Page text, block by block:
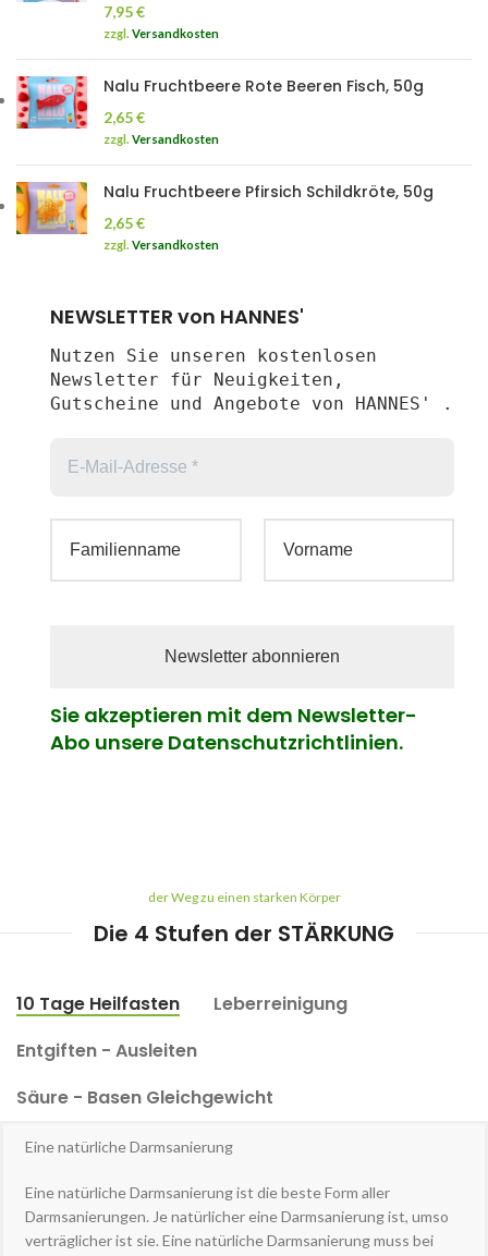
7,95€
zzgl. Versandkosten
Nalu Fruchtbeere Rote Beeren Fisch, 50g
2,65€
zzgl. Versandkosten
Nalu Fruchtbeere Pfirsich Schildkröte, 50g
2,65€
zzgl. Versandkosten
NEWSLETTER von HANNES'
Nutzen Sie unseren kostenlosen
Newsletter für Neuigkeiten,
Gutscheine und Angebote von HANNES' .
Sie akzeptieren mit dem Newsletter-
Abo unsere Datenschutzrichtlinien.
der Weg zu einen starken Körper
Die 4 Stufen der STÄRKUNG
10 Tage Heilfasten
Leberreinigung
Entgiften - Ausleiten
Säure - Basen Gleichgewicht
Eine natürliche Darmsanierung
Eine natürliche Darmsanierung ist die beste Form aller
Darmsanierungen. Je natürlicher eine Darmsanierung ist, umso
verträglicher ist sie. Eine natürliche Darmsanierung muss bei